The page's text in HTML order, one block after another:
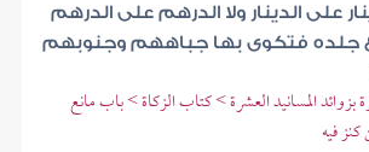
على الدينار ولا الدرهم على الدرهم
جلده فتكوى بها جباههم وجنوبهم
بزوائد المسانيد العشرة > كتاب الزكاة > باب مانع
فيه